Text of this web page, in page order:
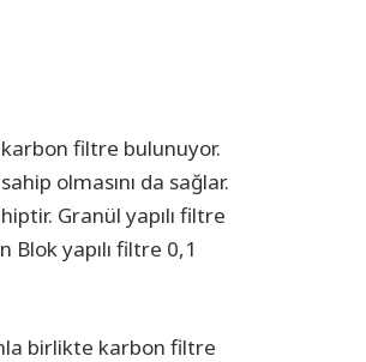
filtre bulunuyor.
olmasını da sağlar.
Granül yapılı filtre
yapılı filtre 0,1
birlikte karbon filtre